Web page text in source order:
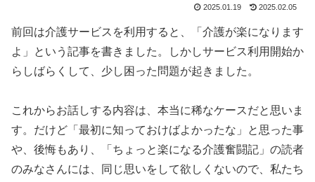
2025.01.19 2025.02.05
前回は介護サービスを利用すると、「介護が楽になります
よ」という記事を書きました。しかしサービス利用開始か
らしばらくして、少し困った問題が起きました。
これからお話しする内容は、本当に稀なケースだと思いま
す。だけど「最初に知っておけばよかったな」と思った事
や、後悔もあり、「ちょっと楽になる介護奮闘記」の読者
のみなさんには、同じ思いをして欲しくないので、私たち